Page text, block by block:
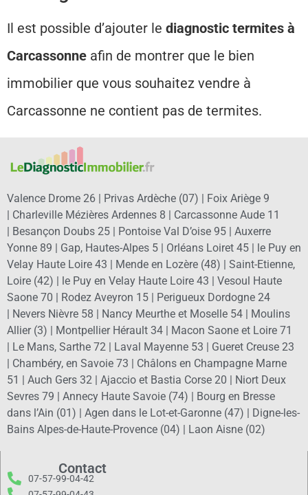
Il est possible d’ajouter le diagnostic termites à
Carcassonne afin de montrer que le bien
immobilier que vous souhaitez vendre à
Carcassonne ne contient pas de termites.
Valence Drome 26 | Privas Ardèche (07) | Foix Ariège 9
| Charleville Mézières Ardennes 8 | Carcassonne Aude 11
| Besançon Doubs 25 | Pontoise Val D’oise 95 | Auxerre
Yonne 89 | Gap, Hautes-Alpes 5 | Orléans Loiret 45 | le Puy en
Velay Haute Loire 43 | Mende en Lozère (48) | Saint-Etienne,
Loire (42) | le Puy en Velay Haute Loire 43 | Vesoul Haute
Saone 70 | Rodez Aveyron 15 | Perigueux Dordogne 24
| Nevers Nièvre 58 | Nancy Meurthe et Moselle 54 | Moulins
Allier (3) | Montpellier Hérault 34 | Macon Saone et Loire 71
| Le Mans, Sarthe 72 | Laval Mayenne 53 | Gueret Creuse 23
| Chambéry, en Savoie 73 | Châlons en Champagne Marne
51 | Auch Gers 32 | Ajaccio et Bastia Corse 20 | Niort Deux
Sevres 79 | Annecy Haute Savoie (74) | Bourg en Bresse
dans l’Ain (01) | Agen dans le Lot-et-Garonne (47) | Digne-les-
Bains Alpes-de-Haute-Provence (04) | Laon Aisne (02)
Contact
07-57-99-04-42